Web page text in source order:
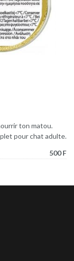
ton matou.
pour chat adulte.
500 F